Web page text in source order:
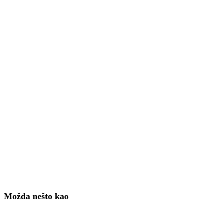
Možda nešto kao